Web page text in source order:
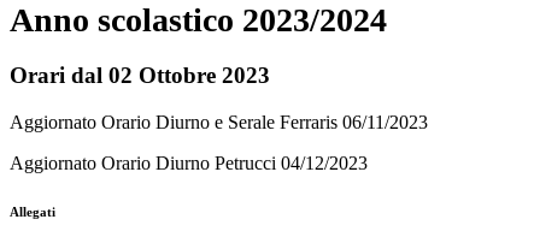
Anno scolastico 2023/2024
Orari dal 02 Ottobre 2023
Aggiornato Orario Diurno e Serale Ferraris 06/11/2023
Aggiornato Orario Diurno Petrucci 04/12/2023
Allegati